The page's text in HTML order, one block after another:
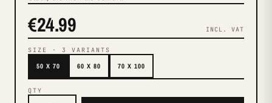
€24.99 INCL. VAT
SIZE · 3 VARIANTS
50 X 70 60 X 80 70 X 100
QTY